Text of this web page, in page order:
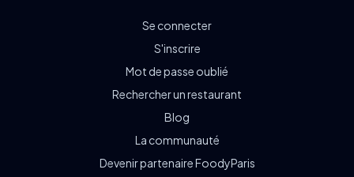
Se connecter
S'inscrire
Mot de passe oublié
Rechercher un restaurant
Blog
La communauté
Devenir partenaire FoodyParis